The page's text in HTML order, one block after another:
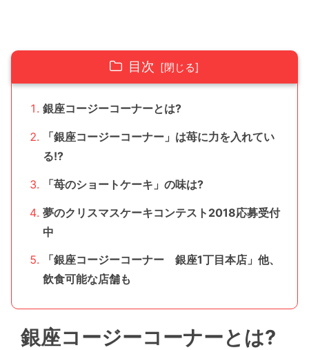
目次
銀座コージーコーナーとは?
「銀座コージーコーナー」は苺に力を入れてい
る!?
「苺のショートケーキ」の味は?
夢のクリスマスケーキコンテスト2018応募受付
中
「銀座コージーコーナー 銀座1丁目本店」他、
飲食可能な店舗も
銀座コージーコーナーとは?